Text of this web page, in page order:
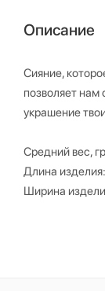
Описание
Сияние,
позволяет нам
украшение
Средний вес,
Длина
Ширина